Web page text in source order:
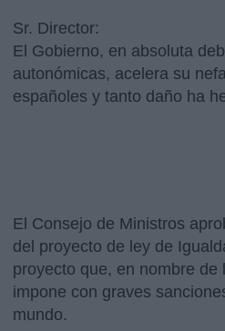
Sr. Director:
El Gobierno, en absoluta
autonómicas, acelera su
españoles y tanto daño ha
El Consejo de Ministros
del proyecto de ley de
proyecto que, en nombre
impone con graves
mundo.